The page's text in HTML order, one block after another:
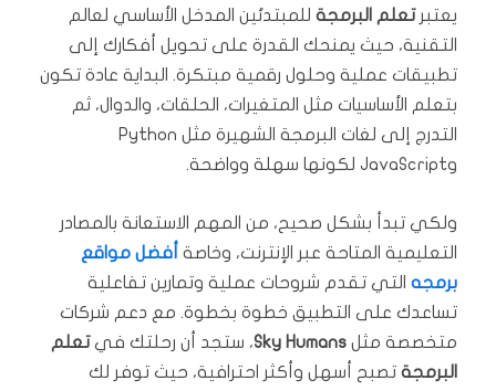
يعتبرتعلم البرمجة للمبتدئين المدخل الأساسي لعالم
التقنية، حيث يمنحك القدرة على تحويل أفكارك إلى
تطبيقات عملية وحلول رقمية مبتكرة. البداية عادة تكون
بتعلم الأساسيات مثل المتغيرات، الحلقات، والدوال، ثم
التدرج إلى لغات البرمجة الشهيرة مثل Python
وJavaScript لكونها سهلة وواضحة.
ولكي تبدأ بشكل صحيح، من المهم الاستعانة بالمصادر
التعليمية المتاحة عبر الإنترنت، وخاصة أفضل مواقع
برمجه التي تقدم شروحات عملية وتمارين تفاعلية
تساعدك على التطبيق خطوة بخطوة. مع دعم شركات
متخصصة مثل Sky Humans، ستجد أن رحلتك فيتعلم
البرمجة تصبح أسهل وأكثر احترافية، حيث توفر لك